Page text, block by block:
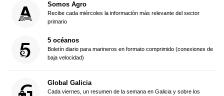
Somos Agro
Recibe cada miércoles la información más relevante del sector
primario
5 océanos
Boletín diario para marineros en formato comprimido (conexiones de
baja velocidad)
Global Galicia
Cada viernes, un resumen de la semana en Galicia y sobre los